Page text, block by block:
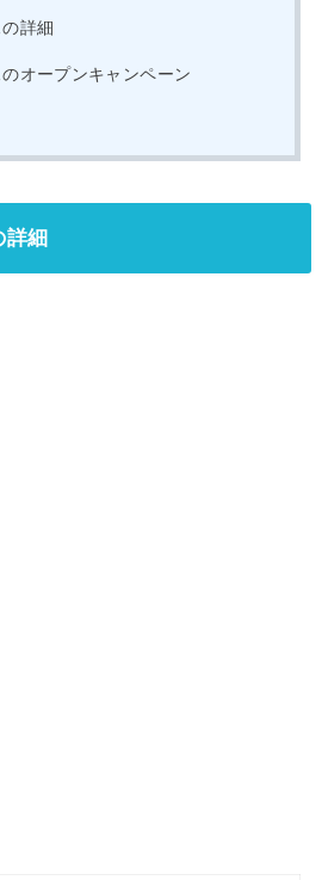
詳細
オープンキャンペーン
詳細